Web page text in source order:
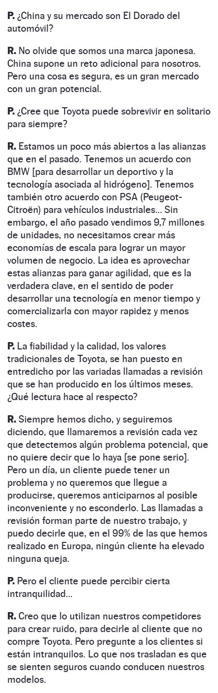
P. ¿China y su mercado son El Dorado del
automóvil?
R. No olvide que somos una marca japonesa.
China supone un reto adicional para nosotros.
Pero una cosa es segura, es un gran mercado
con un gran potencial.
P. ¿Cree que Toyota puede sobrevivir en solitario
para siempre?
R. Estamos un poco más abiertos a las alianzas
que en el pasado. Tenemos un acuerdo con
BMW [para desarrollar un deportivo y la
tecnología asociada al hidrógeno]. Tenemos
también otro acuerdo con PSA (Peugeot-
Citroën) para vehículos industriales… Sin
embargo, el año pasado vendimos 9,7 millones
de unidades, no necesitamos crear más
economías de escala para lograr un mayor
volumen de negocio. La idea es aprovechar
estas alianzas para ganar agilidad, que es la
verdadera clave, en el sentido de poder
desarrollar una tecnología en menor tiempo y
comercializarla con mayor rapidez y menos
costes.
P. La fiabilidad y la calidad, los valores
tradicionales de Toyota, se han puesto en
entredicho por las variadas llamadas a revisión
que se han producido en los últimos meses.
¿Qué lectura hace al respecto?
R. Siempre hemos dicho, y seguiremos
diciendo, que llamaremos a revisión cada vez
que detectemos algún problema potencial, que
no quiere decir que lo haya [se pone serio].
Pero un día, un cliente puede tener un
problema y no queremos que llegue a
producirse, queremos anticiparnos al posible
inconveniente y no esconderlo. Las llamadas a
revisión forman parte de nuestro trabajo, y
puedo decirle que, en el 99% de las que hemos
realizado en Europa, ningún cliente ha elevado
ninguna queja.
P. Pero el cliente puede percibir cierta
intranquilidad…
R. Creo que lo utilizan nuestros competidores
para crear ruido, para decirle al cliente que no
compre Toyota. Pero pregunte a los clientes si
están intranquilos. Lo que nos trasladan es que
se sienten seguros cuando conducen nuestros
modelos.